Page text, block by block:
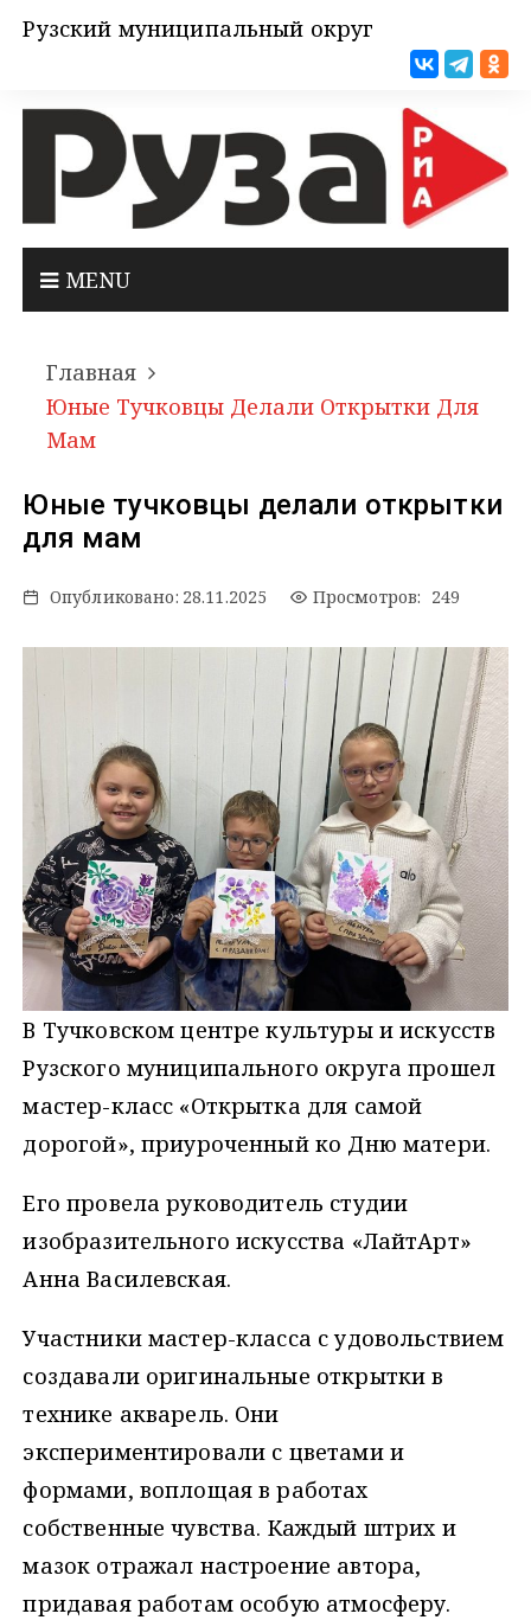
Рузский муниципальный округ
MENU
Главная
Юные Тучковцы Делали Открытки Для
Мам
Юные тучковцы делали открытки
для мам
Опубликовано: 28.11.2025 Просмотров: 249
В Тучковском центре культуры и искусств
Рузского муниципального округа прошел
мастер-класс «Открытка для самой
дорогой», приуроченный ко Дню матери.
Его провела руководитель студии
изобразительного искусства «ЛайтАрт»
Анна Василевская.
Участники мастер-класса с удовольствием
создавали оригинальные открытки в
технике акварель. Они
экспериментировали с цветами и
формами, воплощая в работах
собственные чувства. Каждый штрих и
мазок отражал настроение автора,
придавая работам особую атмосферу.